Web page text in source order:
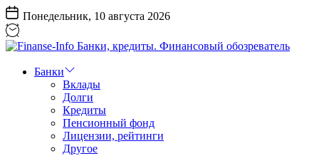
Перейти
к
содержанию
Понедельник, 10 августа 2026
Info
Финансовый
обозреватель
Банки
Вклады
Долги
Кредиты
Пенсионный фонд
Лицензии, рейтинги
Другое